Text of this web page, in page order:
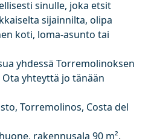
sinulle, joka etsit
sijainnilta, olipa
koti, loma-asunto tai
yhdessä Torremolinoksen
yhteyttä jo tänään
Torremolinos, Costa del
rakennusala 90 m².